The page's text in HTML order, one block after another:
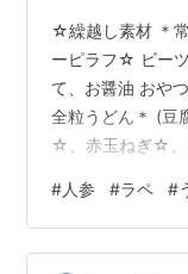
☆繰越し素材 ＊
ーピラフ☆ ビー
て、お醤油 おや
全粒うどん＊ (豆
☆、赤玉ねぎ☆
も先週食べてい
た。
#人参 #ラペ #